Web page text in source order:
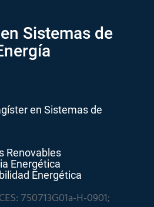
Sistemas de
en Sistemas de
Renovables
Energética
Energética
750713G01a-H-0901;